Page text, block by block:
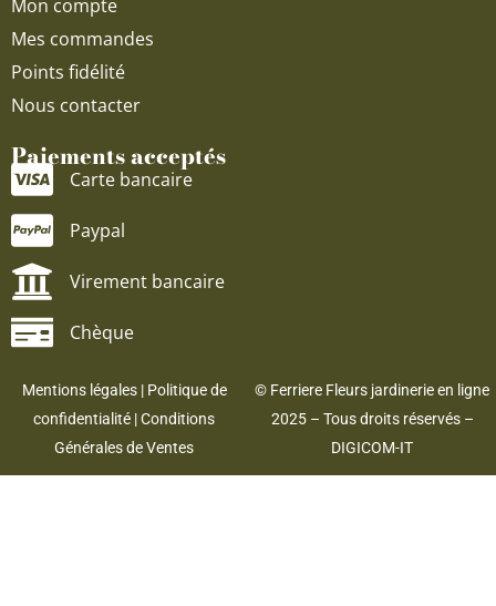
Mon compte
Mes commandes
Points fidélité
Nous contacter
Paiements acceptés
Carte bancaire
Paypal
Virement bancaire
Chèque
Mentions légales| Politique de
confidentialité |Conditions
Générales de Ventes
© Ferriere Fleurs jardinerie en ligne
2025 – Tous droits réservés –
DIGICOM-IT